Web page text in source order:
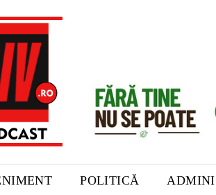
POLITICĂ